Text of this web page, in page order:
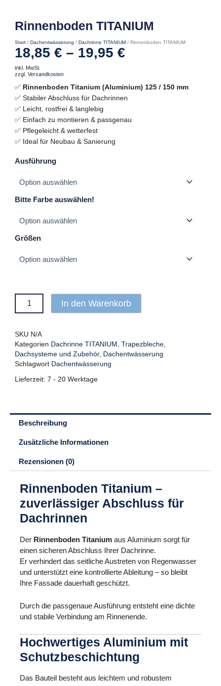
Rinnenboden TITANIUM
Start / Dachentwässerung / Dachrinne TITANIUM / Rinnenboden TITANIUM
18,85 € – 19,95 €
inkl. MwSt.
zzgl. Versandkosten
✅ Rinnenboden Titanium (Aluminium) 125 / 150 mm
✅ Stabiler Abschluss für Dachrinnen
✅ Leicht, rostfrei & langlebig
✅ Einfach zu montieren & passgenau
✅ Pflegeleicht & wetterfest
✅ Ideal für Neubau & Sanierung
Ausführung
Bitte Farbe auswählen!
Größen
Rinnenboden
Menge
In den Warenkorb
SKU N/A
Kategorien Dachrinne TITANIUM , Trapezbleche,
Dachsysteme und Zubehör, Dachentwässerung
Schlagwort Dachentwässerung
Lieferzeit: 7 - 20 Werktage
Beschreibung
Zusätzliche Informationen
Rezensionen (0)
Rinnenboden Titanium –
zuverlässiger Abschluss für
Dachrinnen
Der Rinnenboden Titanium aus Aluminium sorgt für
einen sicheren Abschluss Ihrer Dachrinne.
Er verhindert das seitliche Austreten von Regenwasser
und unterstützt eine kontrollierte Ableitung – so bleibt
Ihre Fassade dauerhaft geschützt.
Durch die passgenaue Ausführung entsteht eine dichte
und stabile Verbindung am Rinnenende.
Hochwertiges Aluminium mit
Schutzbeschichtung
Das Bauteil besteht aus leichtem und robustem